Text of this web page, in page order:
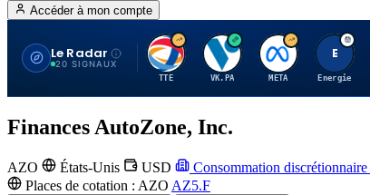
Accéder à mon compte
Le Radar
20 SIGNAUX
T
TTE
V
VK.PA
M
META
E
Energie
Finances AutoZone, Inc.
AZO États-Unis USD Consommation discrétionnaire
Places de cotation : AZO AZ5.F